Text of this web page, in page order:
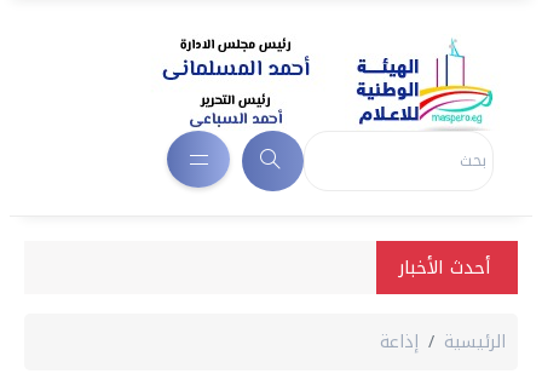
أحدث الأخبار
الرئيسية إذاعة